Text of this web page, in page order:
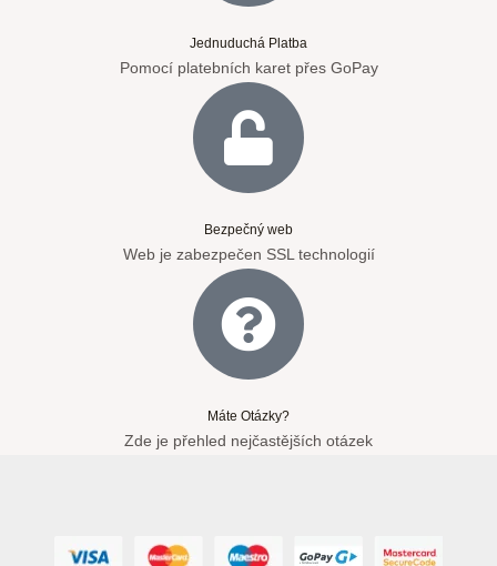
Jednuduchá Platba
Pomocí platebních karet přes GoPay
Bezpečný web
Web je zabezpečen SSL technologií
Máte Otázky?
Zde je přehled nejčastějších otázek